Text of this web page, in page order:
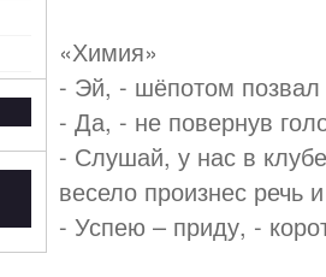
«Химия»
- Эй, - шёпотом
- Да, - не повернув
- Слушай, у нас в
весело произнес речь
- Успею – приду, -